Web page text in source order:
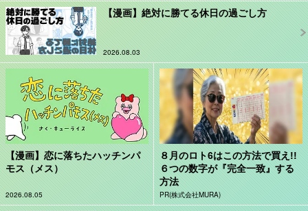
【漫画】絶対に勝てる休日の過ごし方
2026.08.03
【漫画】恋に落ちたハッチンパ
モス（メス）
2026.08.05
８月のロト6はこの方法で買え!!
６つの数字が『完全一致』する
方法
PR(株式会社MURA)